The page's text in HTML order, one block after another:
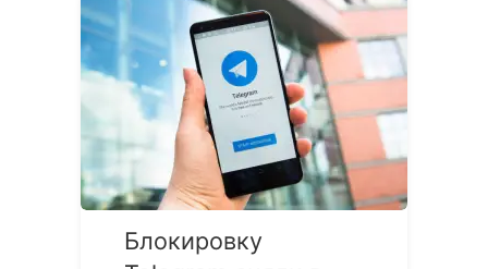
Блокировку